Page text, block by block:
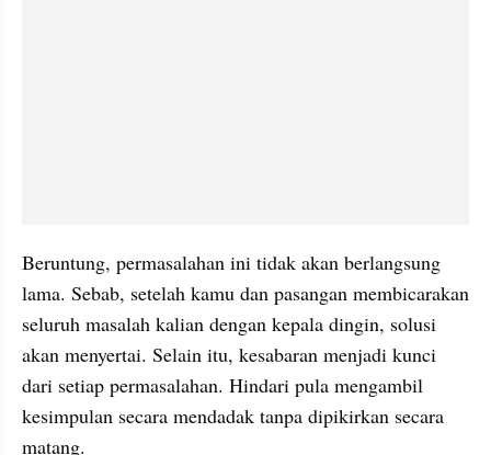
Beruntung, permasalahan ini tidak akan berlangsung
lama. Sebab, setelah kamu dan pasangan membicarakan
seluruh masalah kalian dengan kepala dingin, solusi
akan menyertai. Selain itu, kesabaran menjadi kunci
dari setiap permasalahan. Hindari pula mengambil
kesimpulan secara mendadak tanpa dipikirkan secara
matang.